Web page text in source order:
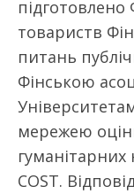
товариств
питань
Фінською
мережею
гуманітарних
COST.